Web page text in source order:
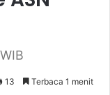
13 Terbaca 1 menit